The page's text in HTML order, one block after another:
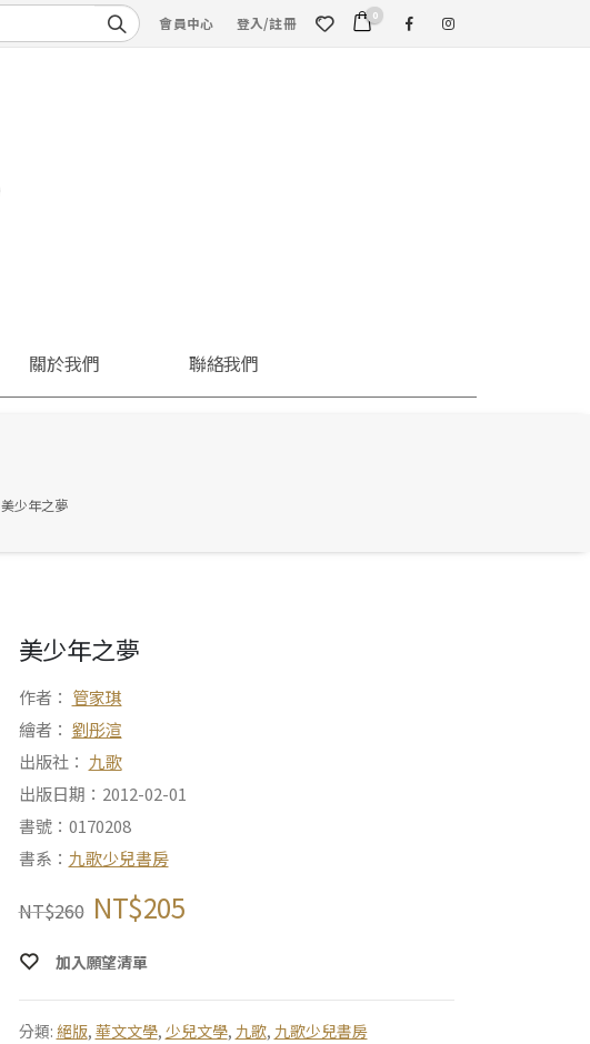
會員中心 登入/註冊 0
關於我們 聯絡我們
美少年之夢
美少年之夢
作者： 管家琪
繪者： 劉彤渲
出版社： 九歌
出版日期：2012-02-01
書號：0170208
書系： 九歌少兒書房
NT$260 NT$205
加入願望清單
分類: 絕版, 華文文學, 少兒文學, 九歌, 九歌少兒書房